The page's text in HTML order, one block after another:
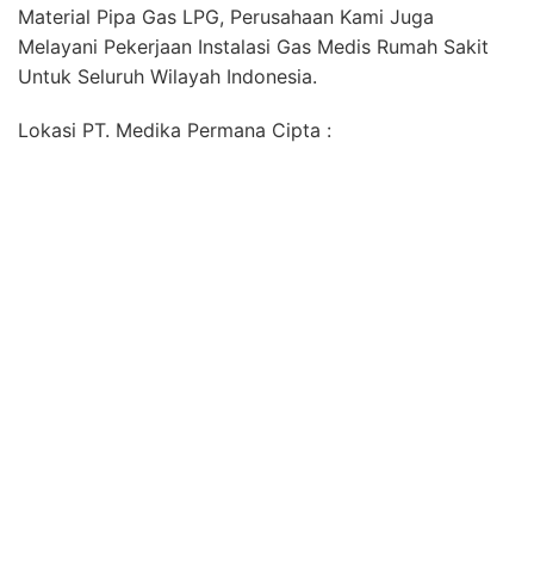
Material Pipa Gas LPG, Perusahaan Kami Juga
Melayani Pekerjaan Instalasi Gas Medis Rumah Sakit
Untuk Seluruh Wilayah Indonesia.
Lokasi PT. Medika Permana Cipta :